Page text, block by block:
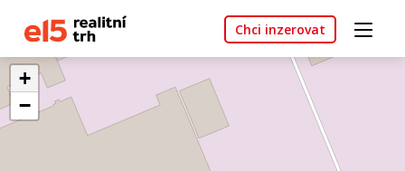
Chci inzerovat
+
−